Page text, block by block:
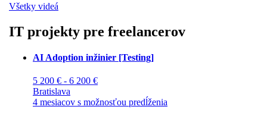
Všetky videá
IT projekty pre freelancerov
AI Adoption inžinier [Testing]
5 200 € - 6 200 €
Bratislava
4 mesiacov s možnosťou predĺženia